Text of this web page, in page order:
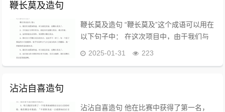
鞭长莫及造句
鞭长莫及造句 “鞭长莫及”这个成语可以用在
以下句子中： 在这次项目中，由于我们与
2025-01-31 223
沾沾自喜造句
沾沾自喜造句 他在比赛中获得了第一名，